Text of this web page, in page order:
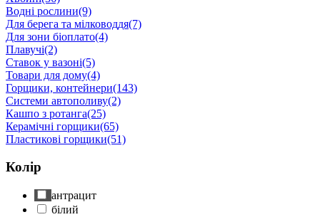
Водні рослини(9)
Для берега та мілководдя(7)
Для зони біоплато(4)
Плавучі(2)
Ставок у вазоні(5)
Товари для дому(4)
Горщики, контейнери(143)
Системи автополиву(2)
Кашпо з ротанга(25)
Керамічні горщики(65)
Пластикові горщики(51)
Колір
антрацит
білий